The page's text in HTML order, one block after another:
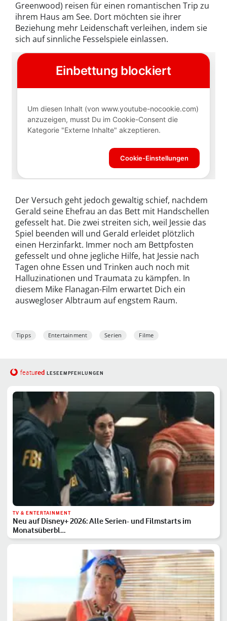
Greenwood) reisen für einen romantischen Trip zu
ihrem Haus am See. Dort möchten sie ihrer
Beziehung mehr Leidenschaft verleihen, indem sie
sich auf sinnliche Fesselspiele einlassen.
Der Versuch geht jedoch gewaltig schief, nachdem
Gerald seine Ehefrau an das Bett mit Handschellen
gefesselt hat. Die zwei streiten sich, weil Jessie das
Spiel beenden will und Gerald erleidet plötzlich
einen Herzinfarkt. Immer noch am Bettpfosten
gefesselt und ohne jegliche Hilfe, hat Jessie nach
Tagen ohne Essen und Trinken auch noch mit
Halluzinationen und Traumata zu kämpfen. In
diesem Mike Flanagan-Film erwartet Dich ein
auswegloser Albtraum auf engstem Raum.
Tipps Entertainment Serien Filme
featured LESEEMPFEHLUNGEN
TV & ENTERTAINMENT
Neu auf Disney+ 2026: Alle Serien- und Filmstarts im
Monatsüberbl…